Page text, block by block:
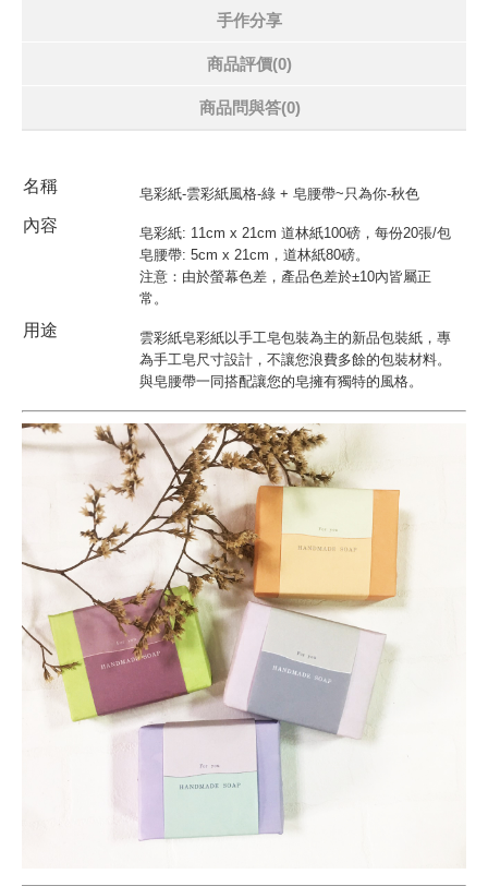
手作分享
商品評價(0)
商品問與答(0)
名稱 皂彩紙-雲彩紙風格-綠 + 皂腰帶~只為你-秋色
內容
皂彩紙: 11cm x 21cm 道林紙100磅，每份20張/包
皂腰帶: 5cm x 21cm，道林紙80磅。
注意：由於螢幕色差，產品色差於±10內皆屬正
常。
用途
雲彩紙皂彩紙以手工皂包裝為主的新品包裝紙，專
為手工皂尺寸設計，不讓您浪費多餘的包裝材料。
與皂腰帶一同搭配讓您的皂擁有獨特的風格。